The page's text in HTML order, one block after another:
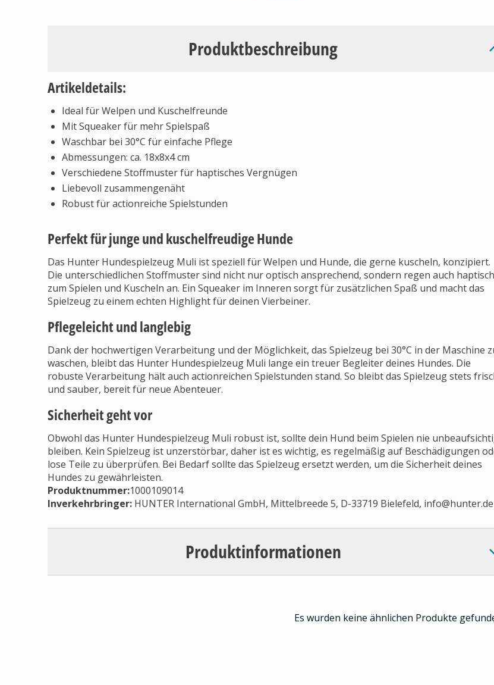
Produktbeschreibung
Artikeldetails:
Ideal für Welpen und Kuschelfreunde
Mit Squeaker für mehr Spielspaß
Waschbar bei 30°C für einfache Pflege
Abmessungen: ca. 18x8x4 cm
Verschiedene Stoffmuster für haptisches Vergnügen
Liebevoll zusammengenäht
Robust für actionreiche Spielstunden
Perfekt für junge und kuschelfreudige Hunde
Das Hunter Hundespielzeug Muli ist speziell für Welpen und Hunde, die gerne kuscheln, konzipiert.
Die unterschiedlichen Stoffmuster sind nicht nur optisch ansprechend, sondern regen auch haptisch
zum Spielen und Kuscheln an. Ein Squeaker im Inneren sorgt für zusätzlichen Spaß und macht das
Spielzeug zu einem echten Highlight für deinen Vierbeiner.
Pflegeleicht und langlebig
Dank der hochwertigen Verarbeitung und der Möglichkeit, das Spielzeug bei 30°C in der Maschine
waschen, bleibt das Hunter Hundespielzeug Muli lange ein treuer Begleiter deines Hundes. Die
robuste Verarbeitung hält auch actionreichen Spielstunden stand. So bleibt das Spielzeug stets
und sauber, bereit für neue Abenteuer.
Sicherheit geht vor
Obwohl das Hunter Hundespielzeug Muli robust ist, sollte dein Hund beim Spielen nie
bleiben. Kein Spielzeug ist unzerstörbar, daher ist es wichtig, es regelmäßig auf Beschädigungen
lose Teile zu überprüfen. Bei Bedarf sollte das Spielzeug ersetzt werden, um die Sicherheit deines
Hundes zu gewährleisten.
Produktnummer:1000109014
Inverkehrbringer: HUNTER International GmbH, Mittelbreede 5, D-33719 Bielefeld, info@hunter.de
Produktinformationen
Es wurden keine ähnlichen Produkte